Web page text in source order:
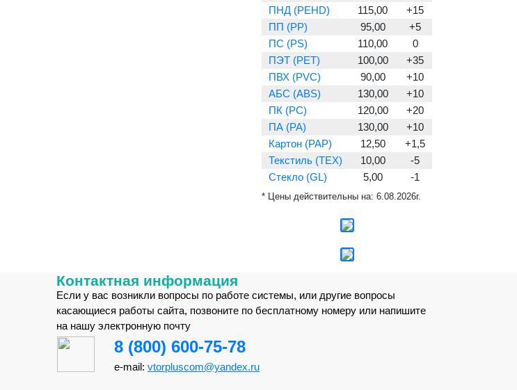
ПНД (PEHD)
115,00
+15
ПП (PP)
95,00
+5
ПС (PS)
110,00
0
ПЭТ (PET)
100,00
+35
ПВХ (PVC)
90,00
+10
АБС (ABS)
130,00
+10
ПК (PC)
120,00
+20
ПА (PA)
130,00
+10
Картон (PAP)
12,50
+1,5
Текстиль (TEX)
10,00
-5
Стекло (GL)
5,00 -1
* Цены действительны на: 6.08.2026г.
Контактная информация
Если у вас возникли вопросы по работе системы, или другие вопросы
касающиеся работы сайта, позвоните по бесплатному номеру или напишите
на нашу электронную почту
8 (800) 600-75-78
e-mail: vtorpluscom@yandex.ru